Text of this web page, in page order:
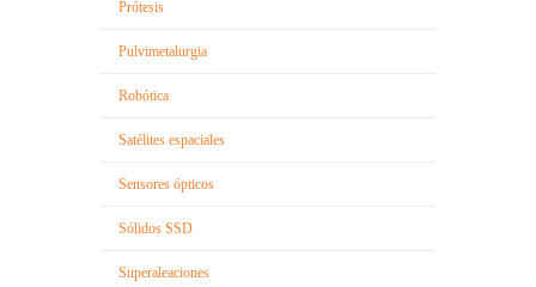
Prótesis
Pulvimetalurgia
Robótica
Satélites espaciales
Sensores ópticos
Sólidos SSD
Superaleaciones